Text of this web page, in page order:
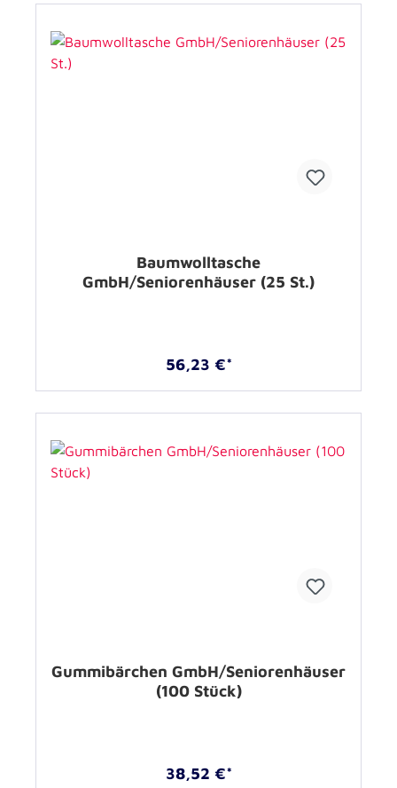
Baumwolltasche
GmbH/Seniorenhäuser (25 St.)
56,23 €*
Gummibärchen GmbH/Seniorenhäuser
(100 Stück)
38,52 €*